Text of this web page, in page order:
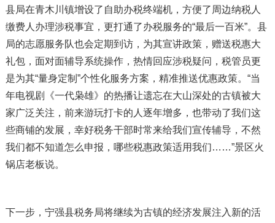
县局在青木川镇增设了自助办税终端机，方便了周边纳税人
缴费人办理涉税事宜，更打通了办税服务的“最后一百米”。县
局的志愿服务队也会定期到访，为其宣讲政策，赠送税惠大
礼包，面对面辅导系统操作，热情回应涉税疑问，税管员更
是为其“量身定制”个性化服务方案，精准推送优惠政策。“当
年电视剧《一代枭雄》的热播让遗忘在大山深处的古镇被大
家广泛关注，前来游玩打卡的人逐年增多，也带动了我们这
些商铺的发展，幸好税务干部时常来给我们宣传辅导，不然
我们都不知道怎么申报，哪些税惠政策适用我们……”景区火
锅店老板说。
下一步，宁强县税务局将继续为古镇的经济发展注入新的活